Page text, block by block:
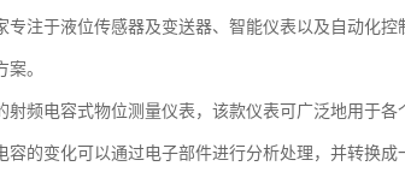
专注于液位传感器及变送器、智能仪表以及自动化
。
射频电容式物位测量仪表，该款仪表可广泛地用于
容的变化可以通过电子部件进行分析处理，并转换成